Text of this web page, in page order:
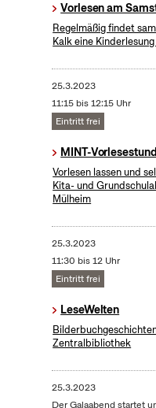
Vorlesen am
Regelmäßig findet
Kalk eine
25.3.2023
11:15 bis 12:15 Uhr
Eintritt frei
MINT-
Vorlesen lassen und
Kita- und
Mülheim
25.3.2023
11:30 bis 12 Uhr
Eintritt frei
LeseWelten
Zentralbibliothek
25.3.2023
Der Galaabend startet